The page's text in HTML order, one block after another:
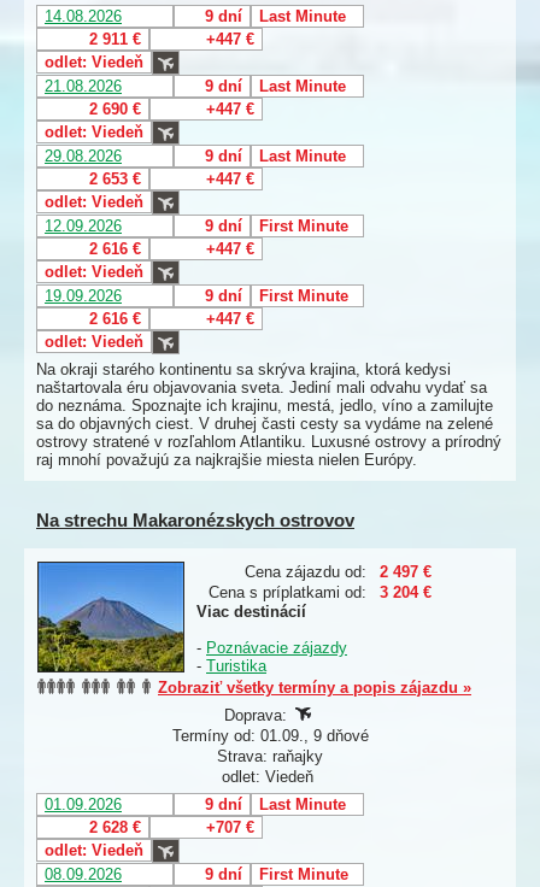
14.08.2026
9 dní
Last Minute
2 911 €
+447 €
odlet: Viedeň
21.08.2026
9 dní
Last Minute
2 690 €
+447 €
odlet: Viedeň
29.08.2026
9 dní
Last Minute
2 653 €
+447 €
odlet: Viedeň
12.09.2026
9 dní
First Minute
2 616 €
+447 €
odlet: Viedeň
19.09.2026
9 dní
First Minute
2 616 €
+447 €
odlet: Viedeň
Na okraji starého kontinentu sa skrýva krajina, ktorá kedysi
naštartovala éru objavovania sveta. Jediní mali odvahu vydať sa
do neznáma. Spoznajte ich krajinu, mestá, jedlo, víno a zamilujte
sa do objavných ciest. V druhej časti cesty sa vydáme na zelené
ostrovy stratené v rozľahlom Atlantiku. Luxusné ostrovy a prírodný
raj mnohí považujú za najkrajšie miesta nielen Európy.
Na strechu Makaronézskych ostrovov
Cena zájazdu od:
2 497 €
Cena s príplatkami od:
3 204 €
Viac destinácií
- Poznávacie zájazdy
- Turistika
Zobraziť všetky termíny a popis zájazdu »
Doprava:
Termíny od: 01.09., 9 dňové
Strava: raňajky
odlet: Viedeň
01.09.2026
9 dní
Last Minute
2 628 €
+707 €
odlet: Viedeň
08.09.2026
9 dní
First Minute